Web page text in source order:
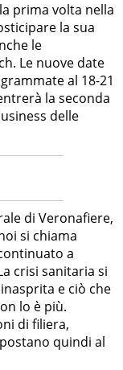
prima volta nella
la sua
le
Le nuove date
al 18-21
la seconda
delle
di Veronafiere,
si chiama
a
crisi sanitaria si
e ciò che
lo è più.
di filiera,
quindi al